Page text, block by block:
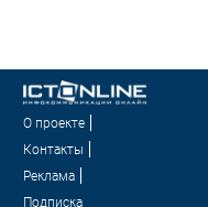
О проекте
Контакты
Реклама
Подписка